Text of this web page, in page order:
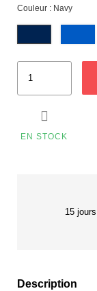
Couleur : Navy

EN STOCK
15
Description